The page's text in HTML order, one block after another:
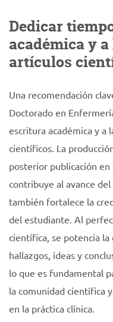
Dedicar
académica y
artículos
Una recomendación
Doctorado en
escritura académica y a
científicos. La
posterior publicación en
contribuye al avance
también fortalece la
del estudiante. Al
científica, se potencia la
hallazgos, ideas y
lo que es fundamental
la comunidad científica
en la práctica clínica.